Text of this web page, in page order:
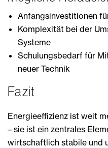
Anfangsinvestitionen
Komplexität bei der
Systeme
Schulungsbedarf für
neuer Technik
Fazit
Energieeffizienz ist weit
– sie ist ein zentrales
wirtschaftlich stabile und